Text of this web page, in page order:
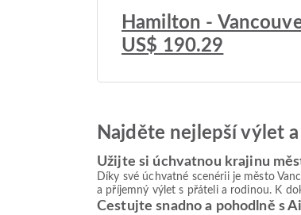
Hamilton -
US$ 190.29
Najděte nejlepší výlet
Užijte si úchvatnou krajinu
Díky své úchvatné scenérii je město
a příjemný výlet s přáteli a rodinou. K
Cestujte snadno a pohodlně s